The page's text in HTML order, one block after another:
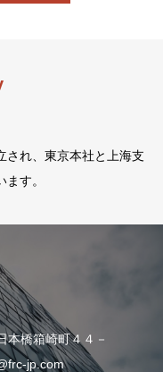
され、東京本社と上海支
す。
橋箱崎町４４－
jp.com